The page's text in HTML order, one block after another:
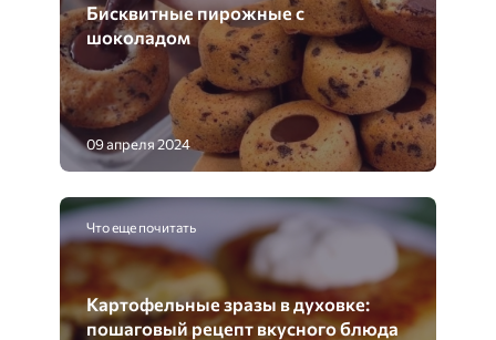
Бисквитные пирожные с
шоколадом
09 апреля 2024
Что еще почитать
Картофельные зразы в духовке:
пошаговый рецепт вкусного блюда